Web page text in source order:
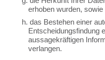
erhoben wurden, sowie
h. das Bestehen einer
Entscheidungsfindung
aussagekräftigen
verlangen.